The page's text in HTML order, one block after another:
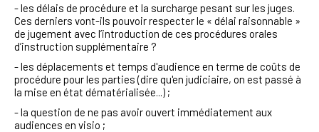
- les délais de procédure et la surcharge pesant sur les juges.
Ces derniers vont-ils pouvoir respecter le « délai raisonnable »
de jugement avec l’introduction de ces procédures orales
d’instruction supplémentaire ?
- les déplacements et temps d'audience en terme de coûts de
procédure pour les parties (dire qu'en judiciaire, on est passé à
la mise en état dématérialisée...) ;
- la question de ne pas avoir ouvert immédiatement aux
audiences en visio ;